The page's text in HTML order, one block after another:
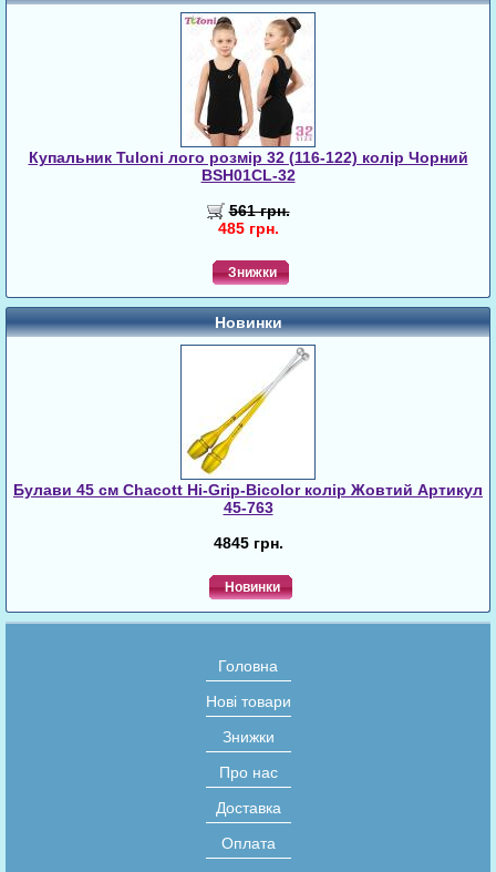
Купальник Tuloni лого розмір 32 (116-122) колір Чорний
BSH01CL-32
561 грн.
485 грн.
Знижки
Новинки
Булави 45 cм Chacott Hi-Grip-Bicolor колір Жовтий Артикул
45-763
4845 грн.
Новинки
Головна
Нові товари
Знижки
Про нас
Доставка
Оплата